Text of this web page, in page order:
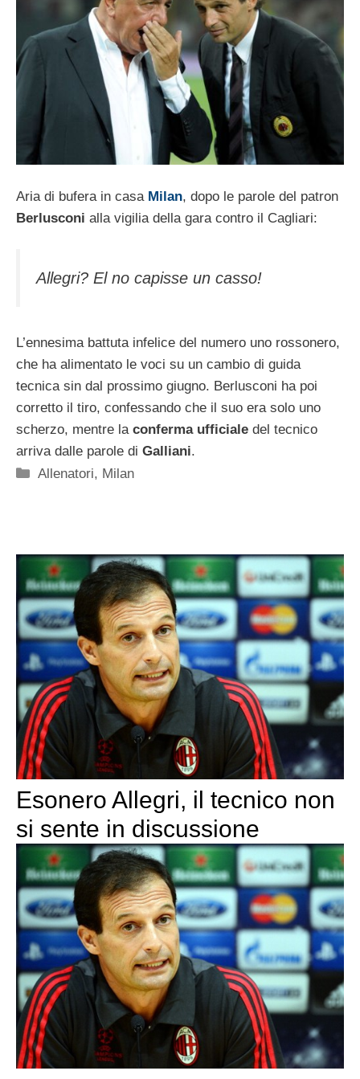
Aria di bufera in casa Milan, dopo le parole del patron
Berlusconi alla vigilia della gara contro il Cagliari:
Allegri? El no capisse un casso!
L’ennesima battuta infelice del numero uno rossonero,
che ha alimentato le voci su un cambio di guida
tecnica sin dal prossimo giugno. Berlusconi ha poi
corretto il tiro, confessando che il suo era solo uno
scherzo, mentre la conferma ufficiale del tecnico
arriva dalle parole di Galliani.
Categorie
Allenatori, Milan
Esonero Allegri, il tecnico non
si sente in discussione